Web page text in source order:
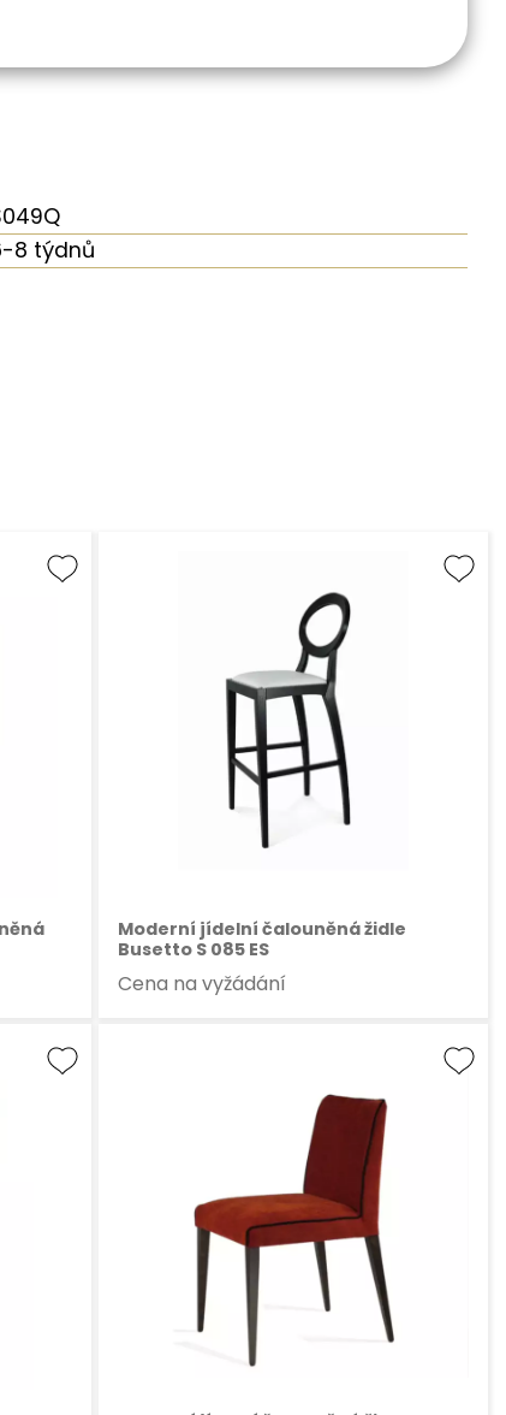
8 týdnů
Moderní jídelní čalouněná židle
Busetto S 085 ES
Cena na vyžádání